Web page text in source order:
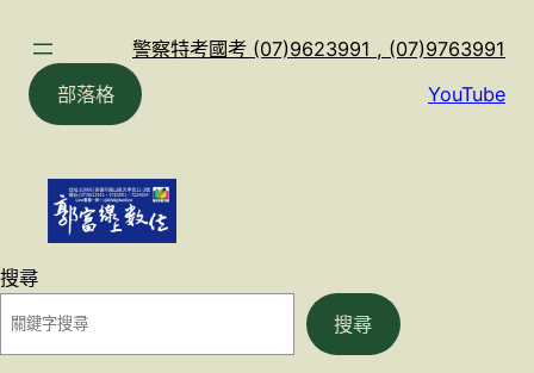
警察特考國考 (07)9623991 , (07)9763991
部落格
YouTube
搜尋
搜尋